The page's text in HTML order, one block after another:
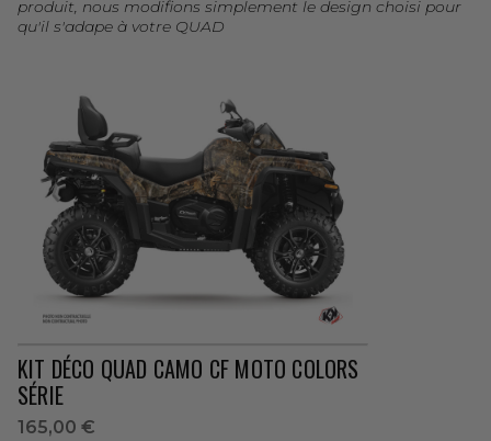
produit, nous modifions simplement le design choisi pour
qu'il s'adape à votre QUAD
KIT DÉCO QUAD CAMO CF MOTO COLORS
SÉRIE
165,00 €